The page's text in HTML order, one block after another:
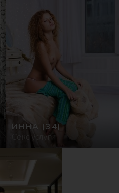
ИННА (34)
Секс услуги